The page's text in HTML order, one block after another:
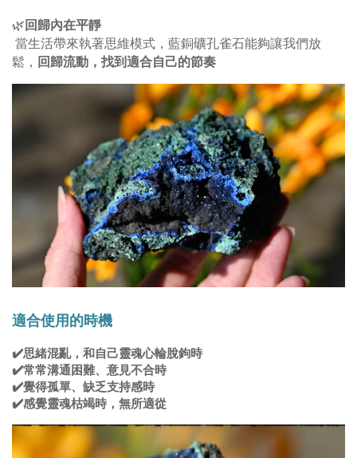
🌿 回歸內在平靜
鬆， 回歸流動，找到適合自己的節奏
適合使用的時機
✔️思緒混亂，和自己靈魂心輪脫鉤時
✔️常常溝通困難、意見不合時
✔️覺得孤單、缺乏支持感時
✔️感覺靈魂枯竭時，無所適從